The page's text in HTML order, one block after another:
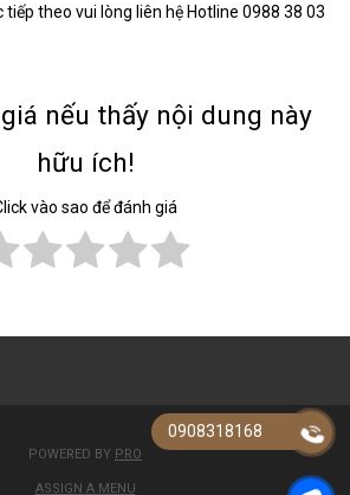
theo vui lòng liên hệ Hotline 0988 38 03
nếu thấy nội dung này
hữu ích!
vào sao để đánh giá
POWERED BY PRO
ASSIGN A MENU
0908318168